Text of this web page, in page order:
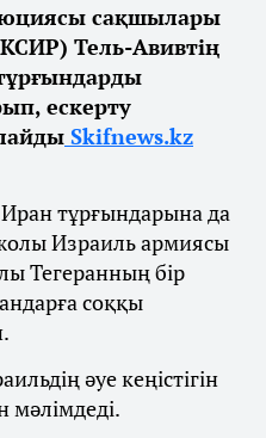
сақшылары
Тель-Авивтің
ескерту
Skifnews.kz
Иран тұрғындарына да
Израиль армиясы
Тегеранның бір
соққы
әуе кеңістігін
мәлімдеді.